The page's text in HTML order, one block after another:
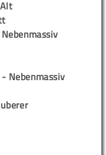
Nebenmassiv